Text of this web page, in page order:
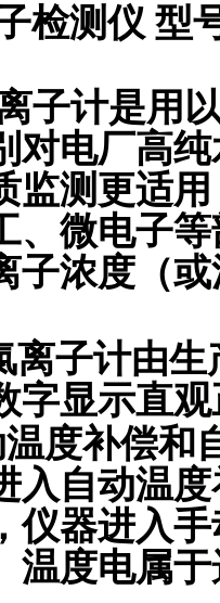
检测仪 型
子计是用
对电厂高
监测更适
、微电子
子浓度（
离子计由生
字显示直
度补偿和
入自动温
仪器进入
温度电属